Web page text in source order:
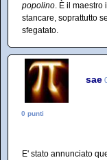
popolino. È il maestro
stancare, soprattutto
sfegatato.
sae
0 punti
E' stato annunciato